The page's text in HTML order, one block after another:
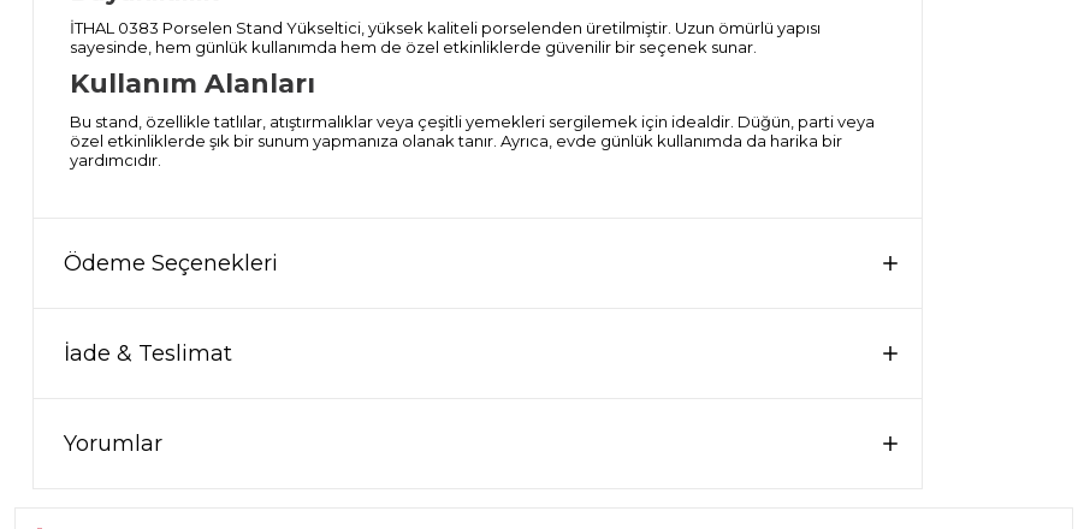
İTHAL 0383 Porselen Stand Yükseltici, yüksek kaliteli porselenden üretilmiştir. Uzun ömürlü yapısı
sayesinde, hem günlük kullanımda hem de özel etkinliklerde güvenilir bir seçenek sunar.
Kullanım Alanları
Bu stand, özellikle tatlılar, atıştırmalıklar veya çeşitli yemekleri sergilemek için idealdir. Düğün, parti veya
özel etkinliklerde şık bir sunum yapmanıza olanak tanır. Ayrıca, evde günlük kullanımda da harika bir
yardımcıdır.
Ödeme Seçenekleri
İade & Teslimat
Yorumlar